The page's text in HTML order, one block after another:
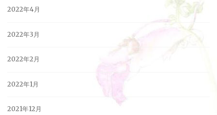
2022年4月
2022年3月
2022年2月
2022年1月
2021年12月